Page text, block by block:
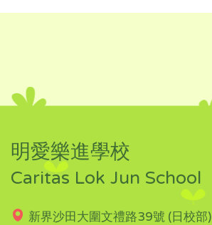
明愛樂進學校
Caritas Lok Jun School
新界沙田大圍文禮路39號 (日校部)